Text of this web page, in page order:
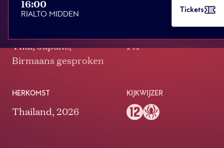
16:00
RIALTO MIDDEN
Tickets
Thai, Japans,
Birmaans gesproken
141
HERKOMST
Thailand, 2026
KIJKWIJZER